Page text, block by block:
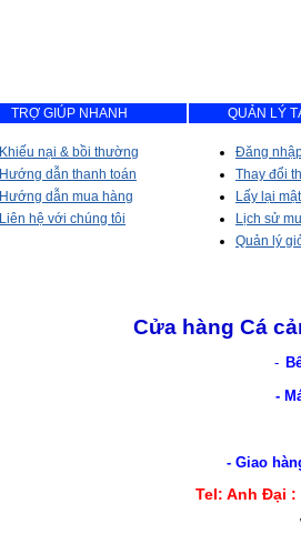
TRỢ GIÚP NHANH QUẢN LÝ
Khiếu nại & bồi thường
Hướng dẫn thanh toán
Hướng dẫn mua hàng
Liên hệ với chúng tôi
Đăng
Thay đổi
Lấy lại
Lịch sử
Quản lý
Cửa hàng Cá
-
-
- Giao hàng tận nhà
Tel: Anh Đại :